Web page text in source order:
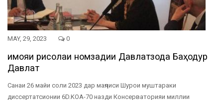
MAY, 29, 2023 0
Ҳимояи рисолаи номзадии Давлатзода Баҳодур
Давлат
Санаи 26 майи соли 2023 дар маҷлиси Шурои муштараки
диссертатсионии 6D.KOA-70 назди Консерваторияи миллии